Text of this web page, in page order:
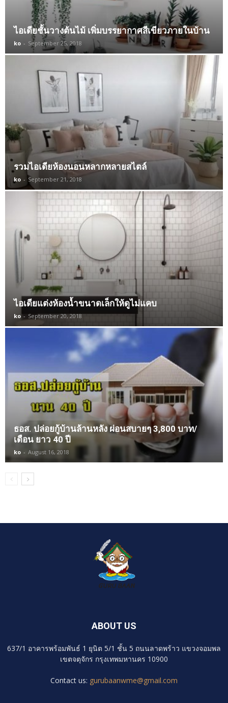
ไอเดียชั้นวางต้นไม้ เพิ่มบรรยากาศสีเขียวภายในบ้าน
ko - September 25, 2018
รวมไอเดียห้องนอนหลากหลายสไตล์
ko - September 21, 2018
ไอเดียแต่งห้องน้ำขนาดเล็กให้ดูไม่แคบ
ko - September 20, 2018
ธอส. ปล่อยกู้บ้านล้านหลัง ผ่อนสบายๆ 3,800 บาท/
เดือน ยาว 40 ปี
ko - August 16, 2018
ABOUT US
637/1 อาคารพร้อมพันธ์ 1 ยุนิต 5/1 ชั้น 5 ถนนลาดพร้าว แขวงจอมพล
เขตจตุจักร กรุงเทพมหานคร 10900
Contact us: gurubaanwme@gmail.com